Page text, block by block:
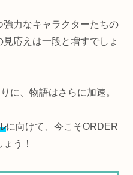
力なキャラクターたちの
応えは一段と増すでしょ
に、物語はさらに加速。
に向けて、今こそORDER
う！